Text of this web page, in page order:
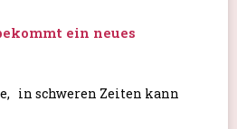
ein neues
in schweren Zeiten kann